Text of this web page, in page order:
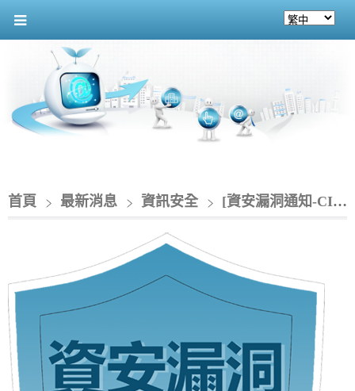
首頁 最新消息 資訊安全 [資安漏洞通知-CIO]_GitLab 存在多個漏洞